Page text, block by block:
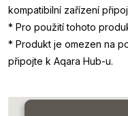
kompatibilní zařízení
* Pro použití tohoto
* Produkt je omezen na
připojte k Aqara Hub-u.